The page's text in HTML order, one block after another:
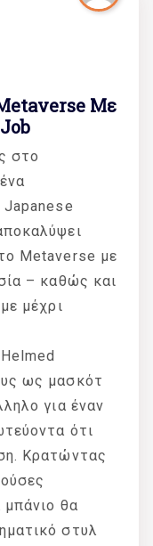
Με
στο
Metaverse με
– καθώς και
μέχρι
ως μασκότ
για έναν
ότι
Κρατώντας
μπάνιο θα
στυλ